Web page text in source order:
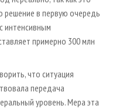
решение в первую очередь
интенсивным
примерно 300 млн
что ситуация
передача
уровень. Мера эта